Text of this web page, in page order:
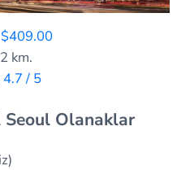
$409.00
km.
4.7 / 5
Seoul Olanaklar